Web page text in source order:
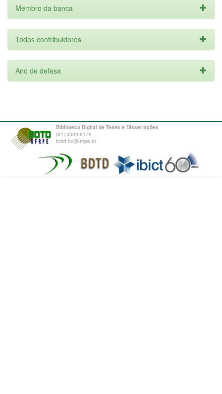
Membro da banca
Todos contribuidores
Ano de defesa
Biblioteca Digital de Teses e Dissertações
(81) 3320-6179
bdtd.bc@ufrpe.br